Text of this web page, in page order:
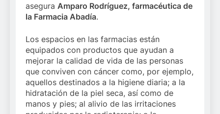
asegura Amparo Rodríguez, farmacéutica de
la Farmacia Abadía.
Los espacios en las farmacias están
equipados con productos que ayudan a
mejorar la calidad de vida de las personas
que conviven con cáncer como, por ejemplo,
aquellos destinados a la higiene diaria; a la
hidratación de la piel seca, así como de
manos y pies; al alivio de las irritaciones